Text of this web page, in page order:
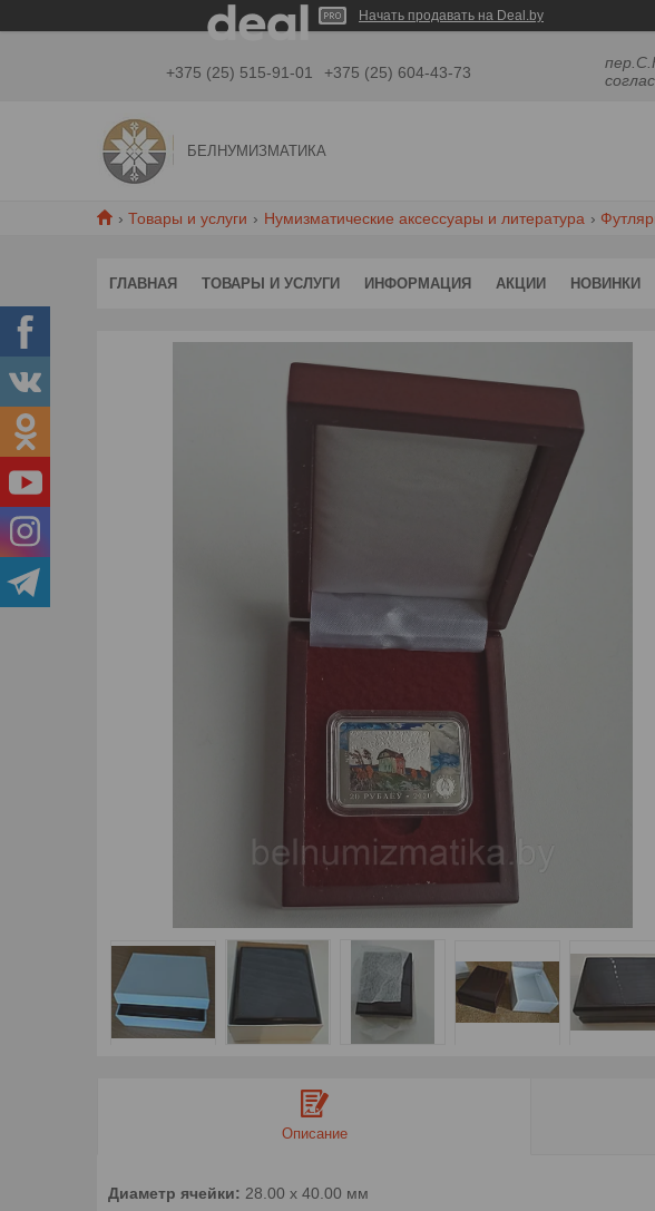
Начать продавать на Deal.by
+375 (25) 515-91-01 +375 (25) 604-43-73
БЕЛНУМИЗМАТИКА
Товары и услуги Нумизматические аксессуары и литература
ГЛАВНАЯ ТОВАРЫ И УСЛУГИ ИНФОРМАЦИЯ АКЦИИ НОВИНКИ
Описание
Диаметр ячейки: 28.00 х 40.00 мм